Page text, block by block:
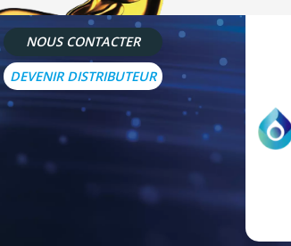
NOUS CONTACTER
DEVENIR DISTRIBUTEUR